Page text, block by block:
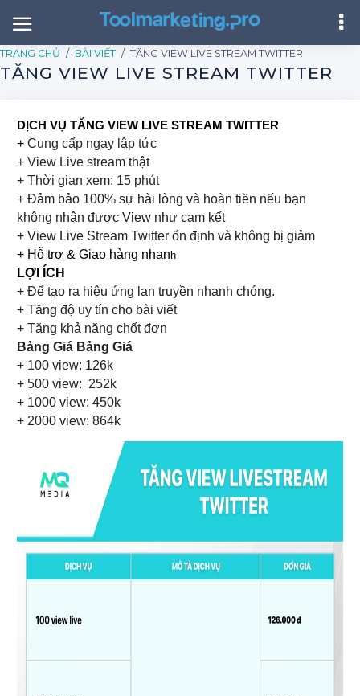
TRANG CHỦ BÀI VIẾT TĂNG VIEW LIVE STREAM TWITTER
TĂNG VIEW LIVE STREAM TWITTER
DỊCH VỤ TĂNG VIEW LIVE STREAM TWITTER
+ Cung cấp ngay lập tức
+ View Live stream thật
+ Thời gian xem: 15 phút
+ Đảm bảo 100% sự hài lòng và hoàn tiền nếu bạn
không nhận được View như cam kết
+ View Live Stream Twitter ổn định và không bị giảm
+ Hỗ trợ & Giao hàng nhan h
LỢI ÍCH
+ Để tạo ra hiệu ứng lan truyền nhanh chóng.
+ Tăng độ uy tín cho bài viết
+ Tăng khả năng chốt đơn
Bảng Giá Bảng Giá
+ 100 view: 126k
+ 500 view: 252k
+ 1000 view: 450k
+ 2000 view: 864k